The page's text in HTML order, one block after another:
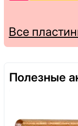
Все
Полезные